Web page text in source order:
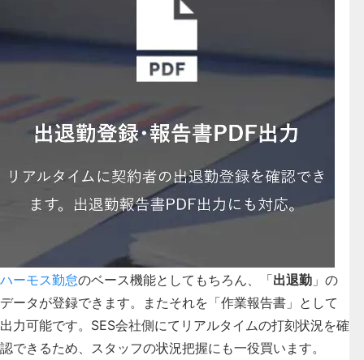
ハーモス勤怠のベース機能としてもちろん、「出退勤 」の
データが登録できます。またそれを「作業報告書」として
出力可能です。SES会社側にてリアルタイムの打刻状況を確
認できるため、スタッフの状況把握にも一役買います。